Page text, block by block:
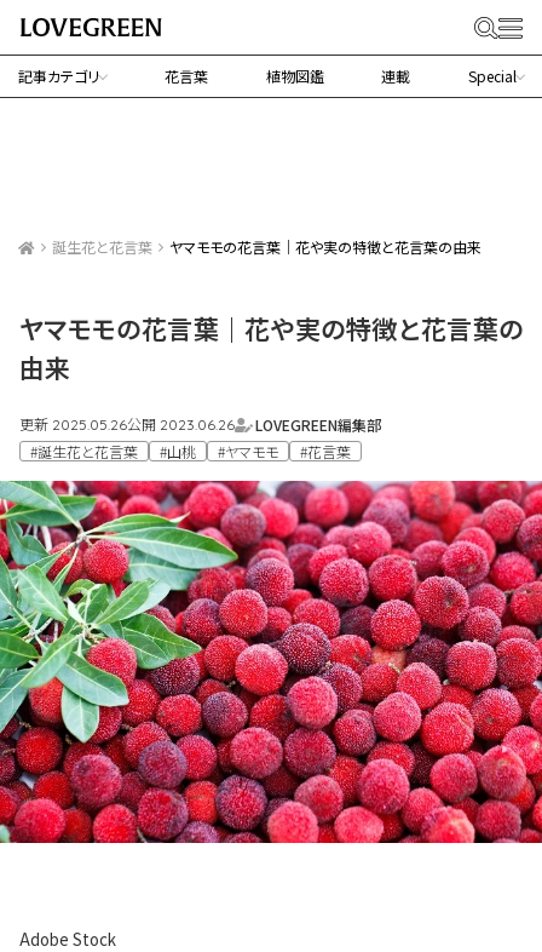
記事カテゴリ 花言葉 植物図鑑 連載 Special
誕生花と花言葉 ヤマモモの花言葉｜花や実の特徴と花言葉の由来
ヤマモモの花言葉｜花や実の特徴と花言葉の
由来
更新 2025.05.26公開 2023.06.26
LOVEGREEN編集部
#誕生花と花言葉
#山桃 #ヤマモモ #花言葉
Adobe Stock